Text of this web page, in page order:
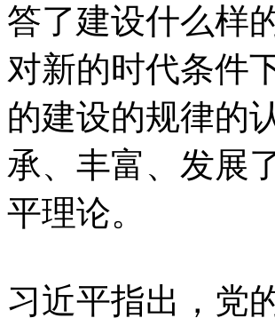
答了建设什么样
对新的时代条件
的建设的规律的
承、丰富、发展
平理论。
习近平指出，党